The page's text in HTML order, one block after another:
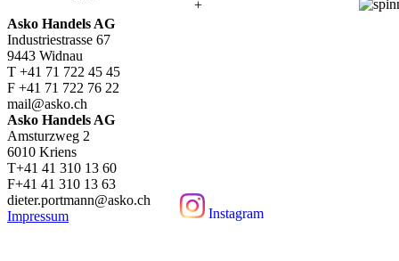
Instagram
+
Asko Handels AG
Industriestrasse 67
9443 Widnau
T +41 71 722 45 45
F +41 71 722 76 22
mail@asko.ch
Asko Handels AG
Amsturzweg 2
6010 Kriens
T+41 41 310 13 60
F+41 41 310 13 63
dieter.portmann@asko.ch
Impressum